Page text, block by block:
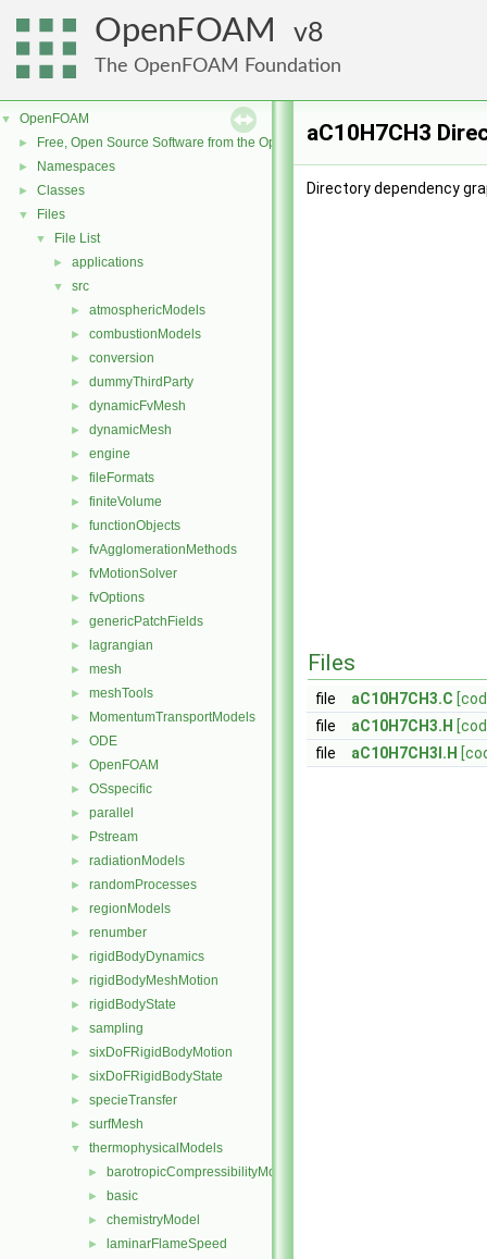
OpenFOAM 8
The OpenFOAM Foundation
▼ OpenFOAM
► Free, Open Source Software from the OpenFOAM Foundation
► Namespaces
► Classes
▼ Files
▼ File List
► applications
▼ src
► atmosphericModels
► combustionModels
► conversion
► dummyThirdParty
► dynamicFvMesh
► dynamicMesh
► engine
► fileFormats
► finiteVolume
► functionObjects
► fvAgglomerationMethods
► fvMotionSolver
► fvOptions
► genericPatchFields
► lagrangian
► mesh
► meshTools
► MomentumTransportModels
► ODE
► OpenFOAM
► OSspecific
► parallel
► Pstream
► radiationModels
► randomProcesses
► regionModels
► renumber
► rigidBodyDynamics
► rigidBodyMeshMotion
► rigidBodyState
► sampling
► sixDoFRigidBodyMotion
► sixDoFRigidBodyState
► specieTransfer
► surfMesh
▼ thermophysicalModels
► barotropicCompressibilityModel
► basic
► chemistryModel
► laminarFlameSpeed
aC10H7CH3
Directory dependency
Files
file aC10H7CH3.C
file
aC10H7CH3.H
file
aC10H7CH3I.H